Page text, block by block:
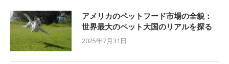
アメリカのペットフード市場の全貌：
世界最大のペット大国のリアルを探る
2025年7月31日